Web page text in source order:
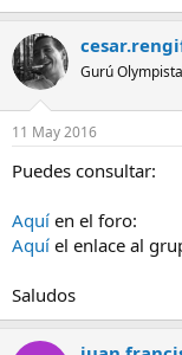
Gurú Olympista
11 May 2016
Puedes consultar:
Aquí en el foro:
Aquí el enlace al
Saludos